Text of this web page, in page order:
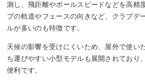
測し、飛距離やボールスピードなどを高精
ブの軌道やフェースの向きなど、クラブデ
ルが多いのも特徴です。
天候の影響を受けにくいため、屋外で使い
ち運びやすい小型モデルも展開されており
便利です。